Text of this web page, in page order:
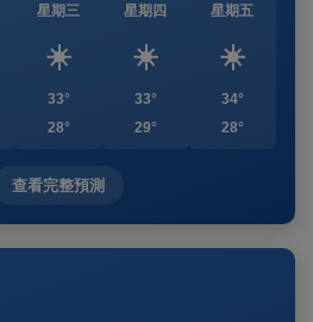
星期三
☀️
33°
28°
星期四
☀️
33°
29°
星期五
☀️
34°
28°
查看完整預測